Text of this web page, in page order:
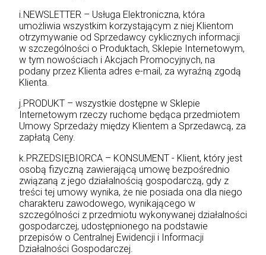
i.NEWSLETTER – Usługa Elektroniczna, która
umożliwia wszystkim korzystającym z niej Klientom
otrzymywanie od Sprzedawcy cyklicznych informacji
w szczególności o Produktach, Sklepie Internetowym,
w tym nowościach i Akcjach Promocyjnych, na
podany przez Klienta adres e-mail, za wyraźną zgodą
Klienta.
j.PRODUKT – wszystkie dostępne w Sklepie
Internetowym rzeczy ruchome będąca przedmiotem
Umowy Sprzedaży między Klientem a Sprzedawcą, za
zapłatą Ceny.
k.PRZEDSIĘBIORCA – KONSUMENT - Klient, który jest
osobą fizyczną zawierającą umowę bezpośrednio
związaną z jego działalnością gospodarczą, gdy z
treści tej umowy wynika, że nie posiada ona dla niego
charakteru zawodowego, wynikającego w
szczególności z przedmiotu wykonywanej działalności
gospodarczej, udostępnionego na podstawie
przepisów o Centralnej Ewidencji i Informacji
Działalności Gospodarczej.